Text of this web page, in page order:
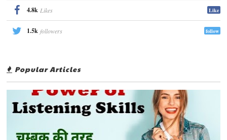
4.8k Likes Like
1.5k followers follow
Popular Articles